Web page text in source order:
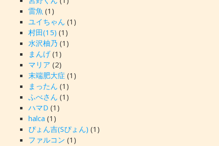
雷魚 (1)
ユイちゃん (1)
村田(15) (1)
水沢柚乃 (1)
まんげ(1)
マリア (2)
末端肥大症 (1)
まったん (1)
ふべさん (1)
ハマD (1)
halca (1)
ぴょん吉(Sぴょん) (1)
ファルコン (1)